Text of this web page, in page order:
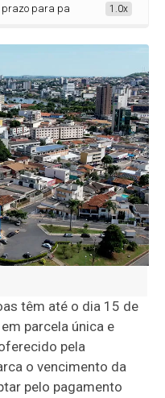
pagar IPTU com desconto
1.0x
têm até o dia 15 de
parcela única e
pela
o vencimento da
pelo pagamento